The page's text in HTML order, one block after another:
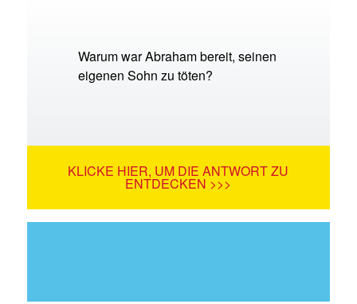
Warum war Abraham bereit, seinen
eigenen Sohn zu töten?
KLICKE HIER, UM DIE ANTWORT ZU
ENTDECKEN >>>